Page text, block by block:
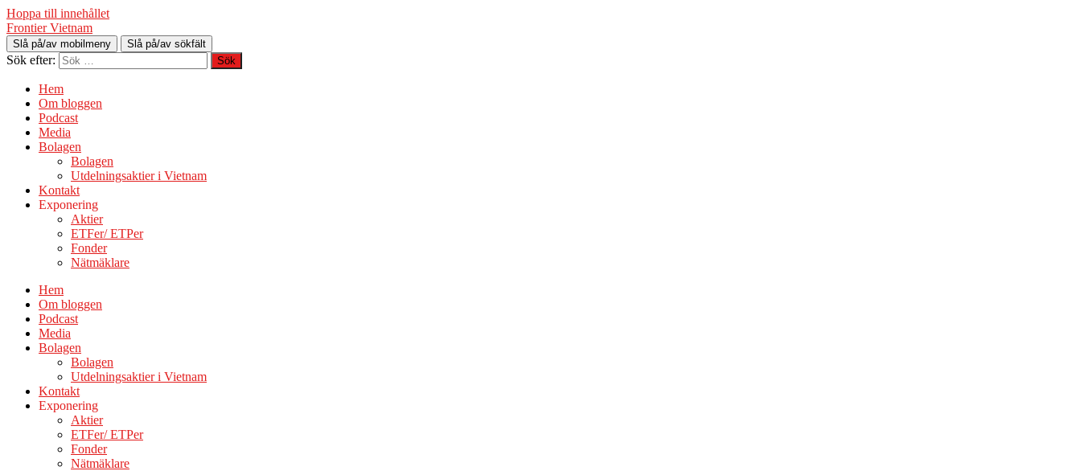
Hoppa till innehållet
Frontier Vietnam
Slå på/av mobilmeny Slå på/av sökfält
Sök efter:
Hem
Om bloggen
Podcast
Media
Bolagen
Bolagen
Utdelningsaktier i Vietnam
Kontakt
Exponering
Aktier
ETFer/ ETPer
Fonder
Nätmäklare
Hem
Om bloggen
Podcast
Media
Bolagen
Bolagen
Utdelningsaktier i Vietnam
Kontakt
Exponering
Aktier
ETFer/ ETPer
Fonder
Nätmäklare